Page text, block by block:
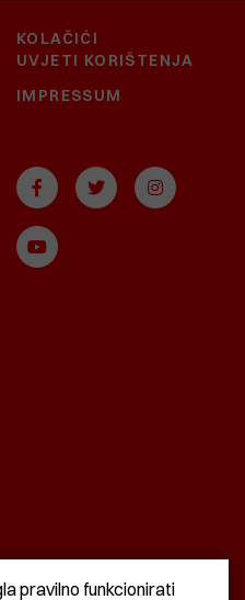
KOLAČIĆI
UVJETI KORIŠTENJA
IMPRESSUM
pravilno funkcionirati